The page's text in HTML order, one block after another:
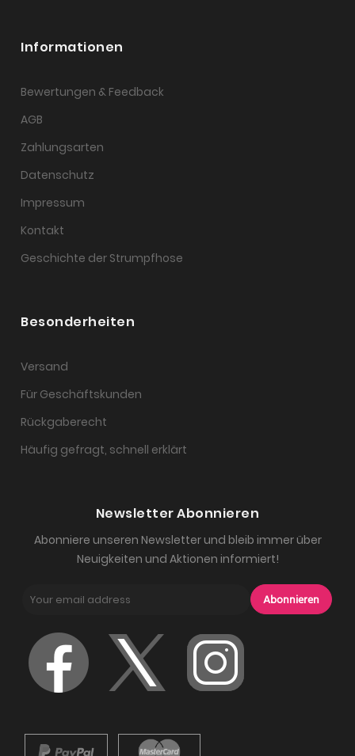
Informationen
Bewertungen & Feedback
AGB
Zahlungsarten
Datenschutz
Impressum
Kontakt
Geschichte der Strumpfhose
Besonderheiten
Versand
Für Geschäftskunden
Rückgaberecht
Häufig gefragt, schnell erklärt
Newsletter Abonnieren
Abonniere unseren Newsletter und bleib immer über
Neuigkeiten und Aktionen informiert!
Abonnieren